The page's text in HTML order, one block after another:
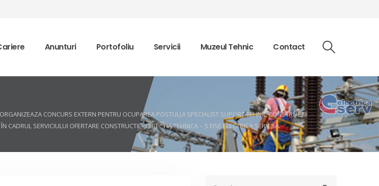
Anunturi Portofoliu Servicii Muzeul Tehnic Contact
CONCURS EXTERN PENTRU OCUPAREA POSTULUI SPECIALIST SUPORT TEHNIC CONSTRUCTII
SERVICIULUI OFERTARE CONSTRUCTII – DIRECTIA TEHNICA – S FISE ELECTRICA SERV SA.